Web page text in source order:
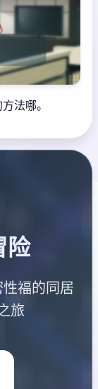
法哪。
险
福的同居
旅